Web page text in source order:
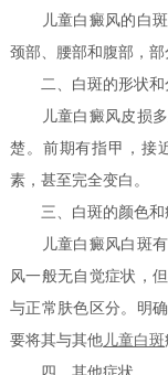
儿童白癜风的白斑
颈部、腰部和腹部，部
二、白斑的形状和
儿童白癜风皮损多
楚。前期有指甲，接
素，甚至完全变白。
三、白斑的颜色和
儿童白癜风白斑有
风一般无自觉症状，
与正常肤色区分。明
要将其与其他儿童白斑